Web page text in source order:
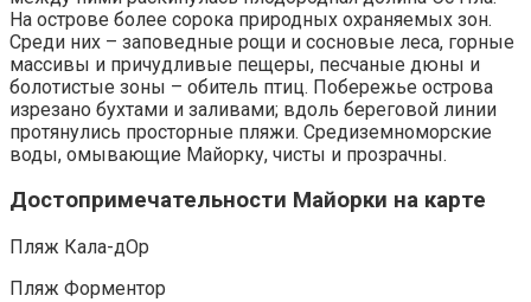
На острове более сорока природных охраняемых зон.
Среди них – заповедные рощи и сосновые леса, горные
массивы и причудливые пещеры, песчаные дюны и
болотистые зоны – обитель птиц. Побережье острова
изрезано бухтами и заливами; вдоль береговой линии
протянулись просторные пляжи. Средиземноморские
воды, омывающие Майорку, чисты и прозрачны.
Достопримечательности Майорки на карте
Пляж Кала-дОр
Пляж Форментор